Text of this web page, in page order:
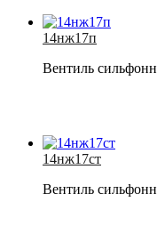
14нж17п
Вентиль
14нж17ст
Вентиль